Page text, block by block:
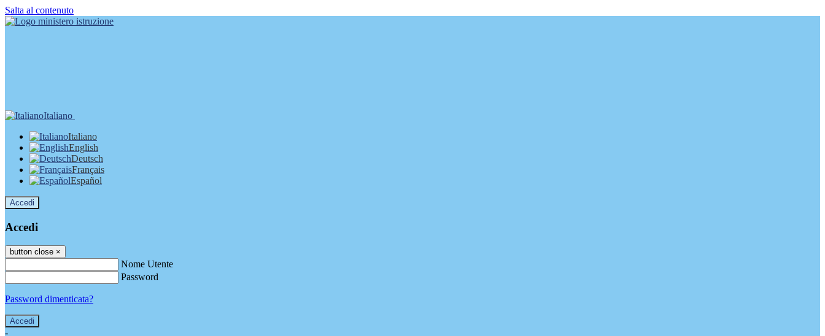
Salta al contenuto
Italiano
Italiano
English
Deutsch
Français
Español
Accedi
Accedi
button close ×
Nome Utente
Password
Password dimenticata?
-